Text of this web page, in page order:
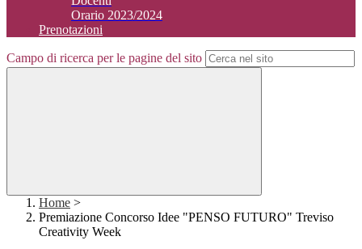
Orario 2023/2024
Prenotazioni
Campo di ricerca per le pagine del sito
Home >
Premiazione Concorso Idee "PENSO FUTURO" Treviso
Creativity Week